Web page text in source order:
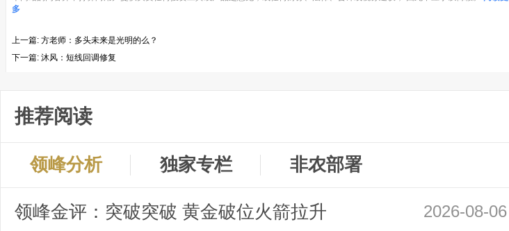
多
上一篇: 方老师：多头未来是光明的么？
下一篇: 沐风：短线回调修复
推荐阅读
领峰分析 独家专栏 非农部署
领峰金评：突破突破 黄金破位火箭拉升 2026-08-06